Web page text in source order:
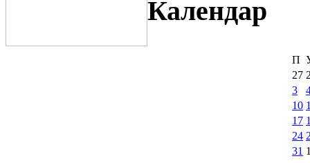
Календар
П
27
3
10
17
24
31